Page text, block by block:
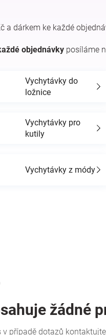
a dárkem ke každé
objednávky posíláme
Vychytávky do
ložnice
Vychytávky pro
kutily
Vychytávky z módy